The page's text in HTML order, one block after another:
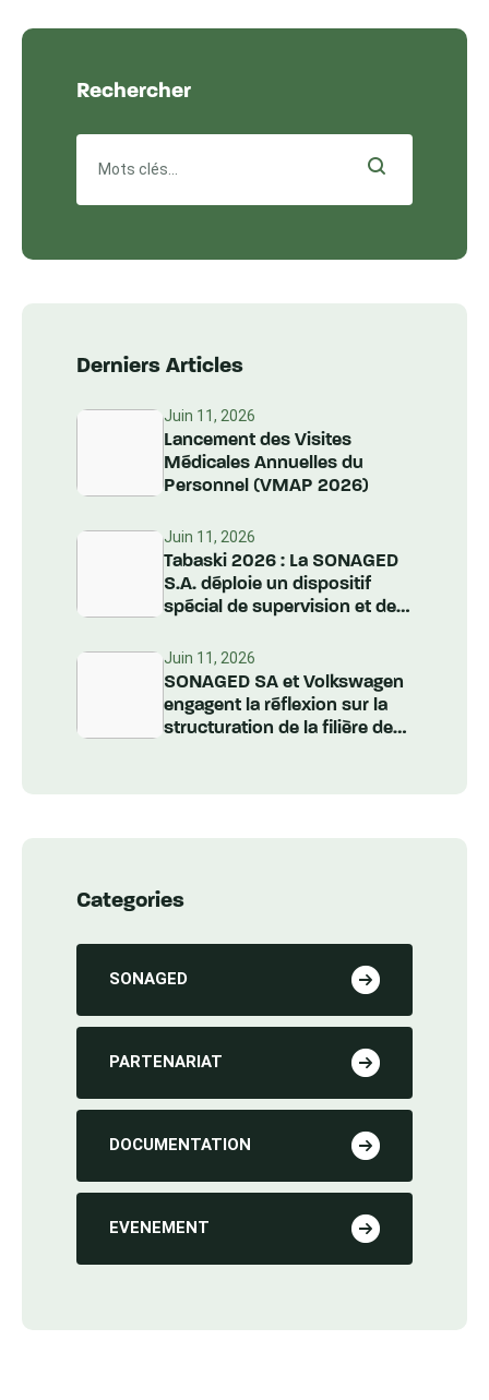
Rechercher
Derniers Articles
Juin 11, 2026
Lancement des Visites
Médicales Annuelles du
Personnel (VMAP 2026)
Juin 11, 2026
Tabaski 2026 : La SONAGED
S.A. déploie un dispositif
spécial de supervision et de
nationale
Juin 11, 2026
SONAGED SA et Volkswagen
engagent la réflexion sur la
structuration de la filière des
Categories
SONAGED
PARTENARIAT
DOCUMENTATION
EVENEMENT